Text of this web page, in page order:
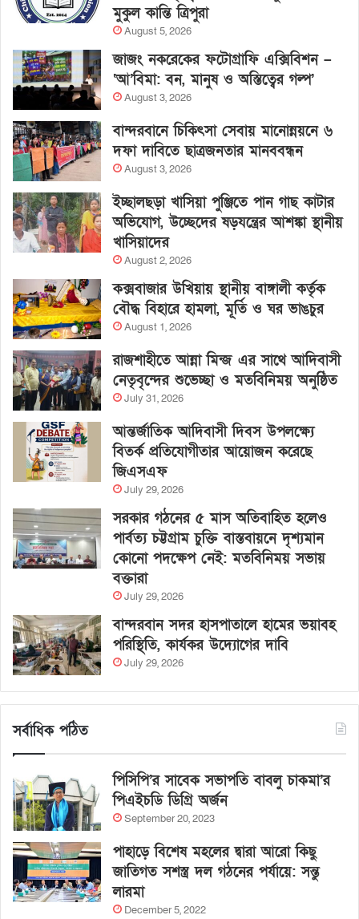
মুকুল কান্তি ত্রিপুরা
August 5, 2026
জাজং নকরেকের ফটোগ্রাফি এক্সিবিশন –
‘আ’বিমা: বন, মানুষ ও অস্তিত্বের গল্প’
August 3, 2026
বান্দরবানে চিকিৎসা সেবায় মানোন্নয়নে ৬
দফা দাবিতে ছাত্রজনতার মানববন্ধন
August 3, 2026
ইচ্ছালছড়া খাসিয়া পুঞ্জিতে পান গাছ কাটার
অভিযোগ, উচ্ছেদের ষড়যন্ত্রের আশঙ্কা স্থানীয়
খাসিয়াদের
August 2, 2026
কক্সবাজার উখিয়ায় স্থানীয় বাঙ্গালী কর্তৃক
বৌদ্ধ বিহারে হামলা, মূর্তি ও ঘর ভাঙচুর
August 1, 2026
রাজশাহীতে আন্না মিন্জ এর সাথে আদিবাসী
নেতৃবৃন্দের শুভেচ্ছা ও মতবিনিময় অনুষ্ঠিত
July 31, 2026
আন্তর্জাতিক আদিবাসী দিবস উপলক্ষ্যে
বিতর্ক প্রতিযোগীতার আয়োজন করেছে
জিএসএফ
July 29, 2026
সরকার গঠনের ৫ মাস অতিবাহিত হলেও
পার্বত্য চট্টগ্রাম চুক্তি বাস্তবায়নে দৃশ্যমান
কোনো পদক্ষেপ নেই: মতবিনিময় সভায়
বক্তারা
July 29, 2026
বান্দরবান সদর হাসপাতালে হামের ভয়াবহ
পরিস্থিতি, কার্যকর উদ্যোগের দাবি
July 29, 2026
সর্বাধিক পঠিত
পিসিপি’র সাবেক সভাপতি বাবলু চাকমা’র
পিএইচডি ডিগ্রি অর্জন
September 20, 2023
পাহাড়ে বিশেষ মহলের দ্বারা আরো কিছু
জাতিগত সশস্ত্র দল গঠনের পর্যায়ে: সন্তু
লারমা
December 5, 2022